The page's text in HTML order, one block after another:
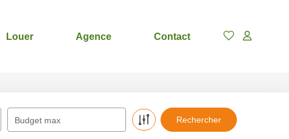
Louer Agence Contact
Budget max